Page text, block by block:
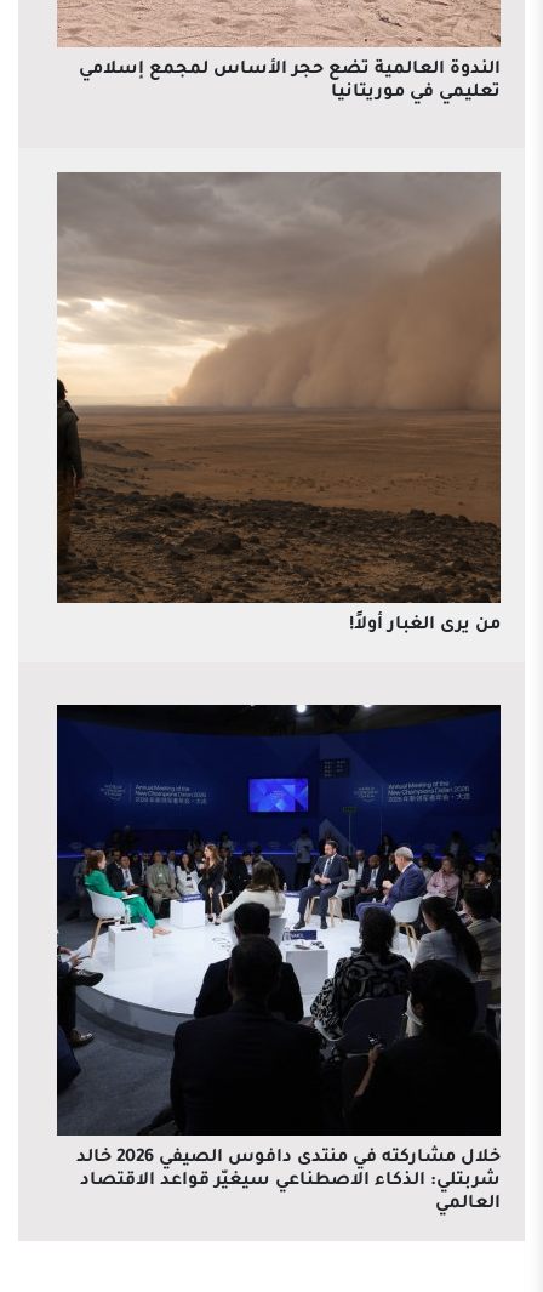
الندوة العالمية تضع حجر الأساس لمجمع إسلامي
تعليمي في موريتانيا
من يرى الغبار أولاً!
خلال مشاركته في منتدى دافوس الصيفي 2026 خالد
شربتلي: الذكاء الاصطناعي سيغيّر قواعد الاقتصاد
العالمي